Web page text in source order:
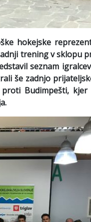
hokejske
trening v sklopu
seznam
še zadnjo
Budimpešti,